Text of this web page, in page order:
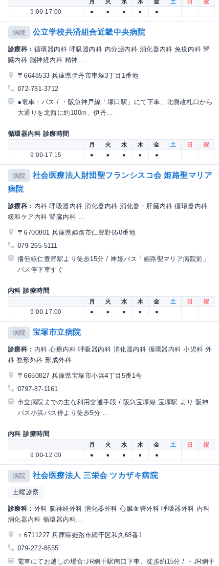
9:00-17:00
● ● ● ● ●
病院 公立学校共済組合近畿中央病院
診療科： 循環器内科 呼吸器内科 内分泌内科 消化器内科 免疫内科 腎
臓内科 脳神経内科 精神...
〒6648533 兵庫県伊丹市車塚3丁目1番地
072-781-3712
●電車・バス / ・阪急神戸線「塚口駅」にて下車、北側改札口から
大通りを北西に約100m、伊丹...
循環器内科 診療時間
月 火 水 木 金 土 日
祝
9:00-17:15
● ● ● ● ●
病院
社会医療法人財団聖フランシスコ会 姫路聖マリア
病院
診療科： 内科 呼吸器内科 消化器内科 消化器・肝臓内科 循環器内科
緩和ケア内科 腎臓内科 ...
〒6700801 兵庫県姫路市仁豊野650番地
079-265-5111
播但線仁豊野駅より徒歩15分 / 神姫バス「姫路聖マリア病院前」
バス停下車すぐ
内科 診療時間
月 火 水 木 金 土 日
祝
9:00-17:00
● ● ● ● ●
病院 宝塚市立病院
診療科： 内科 心療内科 呼吸器内科 消化器内科 循環器内科 小児科 外
科 整形外科 形成外科...
〒6650827 兵庫県宝塚市小浜4丁目5番1号
0797-87-1161
市立病院までの主な利用交通手段 / 阪急宝塚線 宝塚駅 より 阪神
バス小浜バス停より徒歩5分 ...
内科 診療時間
月 火 水 木 金 土 日
祝
9:00-12:00
● ● ● ● ●
病院 社会医療法人 三栄会 ツカザキ病院
土曜診察
診療科： 外科 脳神経外科 消化器外科 心臓血管外科 呼吸器外科 内科
消化器内科 循環器内科...
〒6711227 兵庫県姫路市網干区和久68番1
079-272-8555
電車にてお越しの場合:JR網干駅南口下車、徒歩約15分 / ・JR網干